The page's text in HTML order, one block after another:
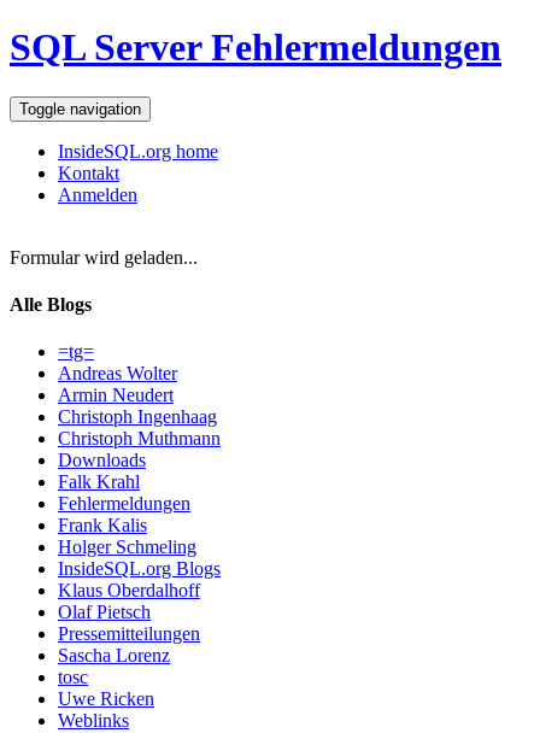
SQL Server Fehlermeldungen
Toggle navigation
InsideSQL.org home
Kontakt
Anmelden
Formular wird geladen...
Alle Blogs
=tg=
Andreas Wolter
Armin Neudert
Christoph Ingenhaag
Christoph Muthmann
Downloads
Falk Krahl
Fehlermeldungen
Frank Kalis
Holger Schmeling
InsideSQL.org Blogs
Klaus Oberdalhoff
Olaf Pietsch
Pressemitteilungen
Sascha Lorenz
tosc
Uwe Ricken
Weblinks